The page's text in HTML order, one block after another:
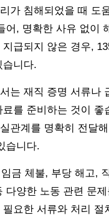
가 침해되었을 때 도
어, 명확한 사유 없이
지급되지 않은 경우,
습니다.
는 재직 증명 서류나
를 준비하는 것이 좋
관계를 명확히 전달
습니다.
금 체불, 부당 해고,
다양한 노동 관련 문
필요한 서류와 처리 절